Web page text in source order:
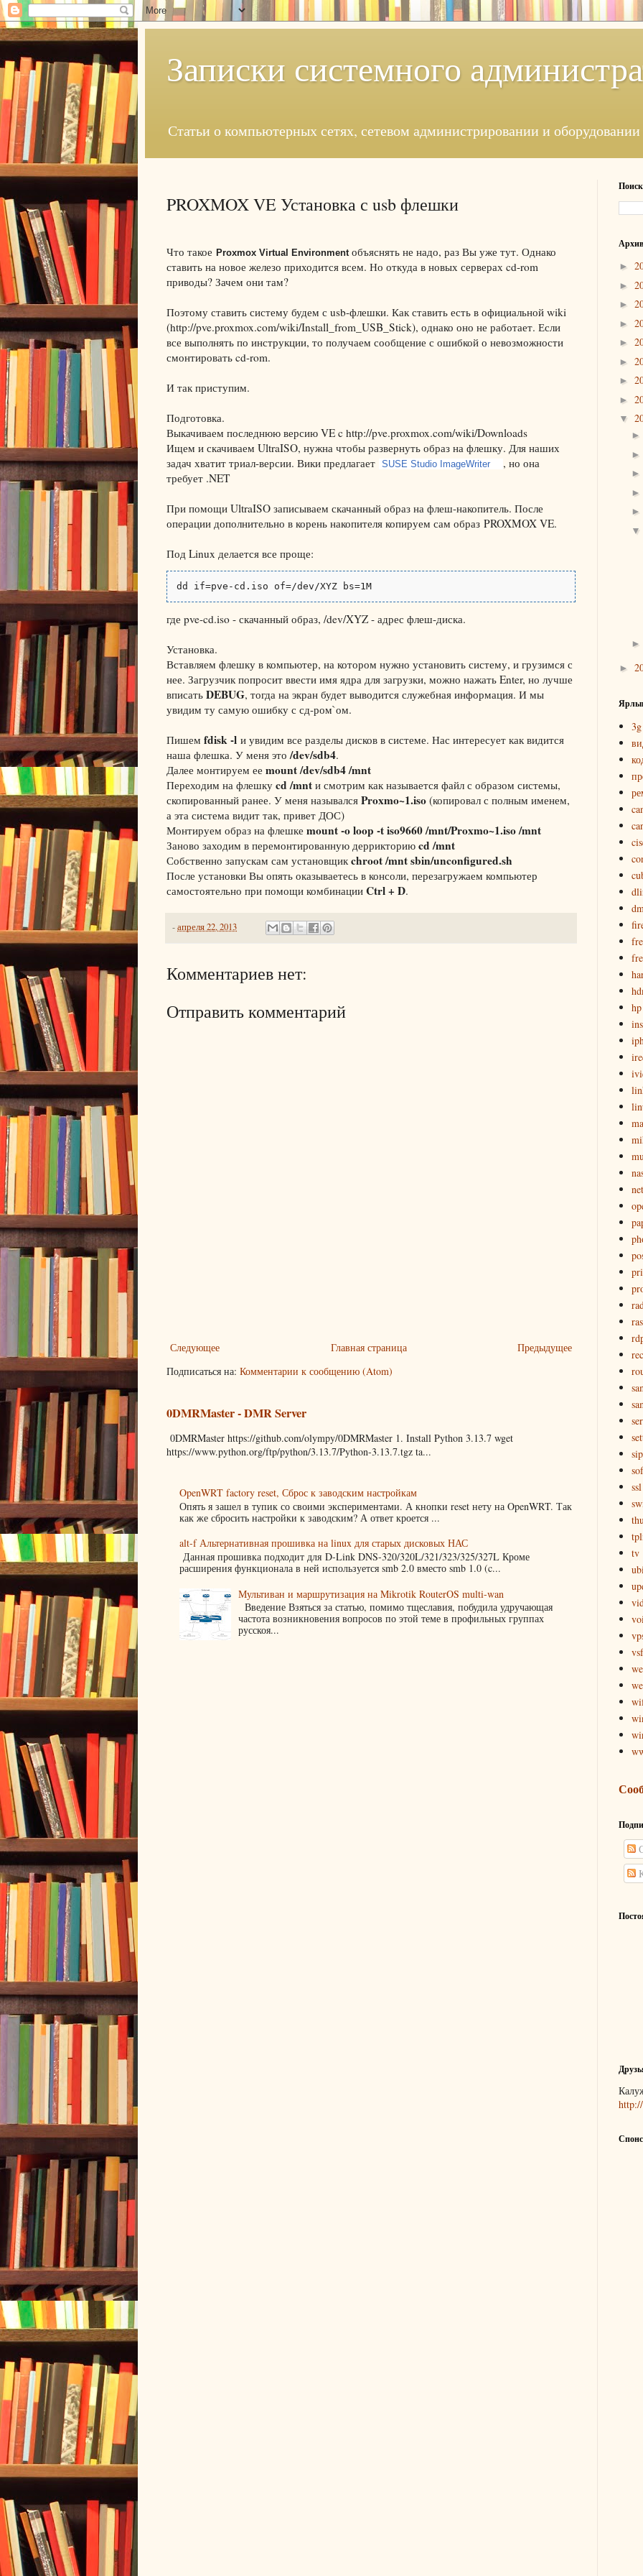
Записки системного
Статьи о компьютерных сетях, сетевом администрировании и оборудовании
PROXMOX VE Установка с usb флешки
Что такое Proxmox Virtual Environment объяснять не надо, раз Вы уже тут. Однако
ставить на новое железо приходится всем. Но откуда в новых серверах cd-rom
приводы? Зачем они там?
Поэтому ставить систему будем с usb-флешки. Как ставить есть в официальной wiki
(http://pve.proxmox.com/wiki/Install_from_USB_Stick), однако оно не работает. Если
все выполнять по инструкции, то получаем сообщение с ошибкой о невозможности
смонтировать cd-rom.
И так приступим.
Подготовка.
Выкачиваем последнюю версию VE c http://pve.proxmox.com/wiki/Downloads
Ищем и скачиваем UltraISO, нужна чтобы развернуть образ на флешку. Для наших
задач хватит триал-версии. Вики предлагает SUSE Studio ImageWriter
, но она
требует .NET
При помощи UltraISO записываем скачанный образ на флеш-накопитель. После
операции дополнительно в корень накопителя копируем сам образ PROXMOX VE.
Под Linux делается все проще:
dd if=pve-cd.iso of=/dev/XYZ bs=1M
где pve-cd.iso - скачанный образ, /dev/XYZ - адрес флеш-диска.
Установка.
Вставляем флешку в компьютер, на котором нужно установить систему, и грузимся с
нее. Загрузчик попросит ввести имя ядра для загрузки, можно нажать Enter, но лучше
вписать DEBUG, тогда на экран будет выводится служебная информация. И мы
увидим ту самую ошибку с сд-ром`ом.
Пишем fdisk -l и увидим все разделы дисков в системе. Нас интересует как видится
наша флешка. У меня это /dev/sdb4.
Далее монтируем ее mount /dev/sdb4 /mnt
Переходим на флешку cd /mnt и смотрим как называется файл с образом системы,
скопированный ранее. У меня назывался Proxmo~1.iso (копировал с полным именем,
а эта система видит так, привет ДОС)
Монтируем образ на флешке mount -o loop -t iso9660 /mnt/Proxmo~1.iso /mnt
Заново заходим в перемонтированную деррикторию cd /mnt
Собственно запускам сам установщик chroot /mnt sbin/unconfigured.sh
После установки Вы опять оказываетесь в консоли, перезагружаем компьютер
самостоятельно при помощи комбинации Ctrl + D.
-апреля 22, 2013
Комментариев нет:
Отправить комментарий
Следующее Предыдущее
Главная страница
Подписаться на: Комментарии к сообщению (Atom)
0DMRMaster - DMR Server
0DMRMaster https://github.com/olympy/0DMRMaster 1. Install Python 3.13.7 wget
https://www.python.org/ftp/python/3.13.7/Python-3.13.7.tgz ta...
OpenWRT factory reset, Сброс к заводским настройкам
Опять я зашел в тупик со своими экспериментами. А кнопки reset нету на OpenWRT. Так
как же сбросить настройки к заводским? А ответ кроется ...
alt-f Альтернативная прошивка на linux для старых дисковых НАС
Данная прошивка подходит для D-Link DNS-320/320L/321/323/325/327L Кроме
расширения функционала в ней используется smb 2.0 вместо smb 1.0 (c...
Мультиван и маршрутизация на Mikrotik RouterOS multi-wan
Введение Взяться за статью, помимо тщеславия, побудила удручающая
частота возникновения вопросов по этой теме в профильных группах
русскоя...
►
►
►
►
►
►
►
►
▼
►
►
►
►
►
▼
►
►
3g
hp
sip
ssl
tv